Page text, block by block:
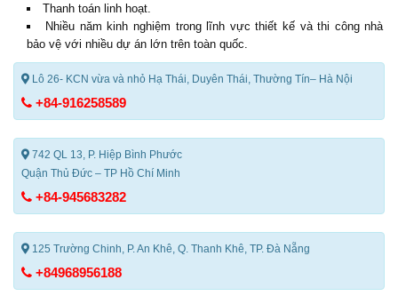
Thanh toán linh hoạt.
Nhiều năm kinh nghiệm trong lĩnh vực thiết kế và thi công nhà
bảo vệ với nhiều dự án lớn trên toàn quốc.
Lô 26- KCN vừa và nhỏ Hạ Thái, Duyên Thái, Thường Tín– Hà Nội
+84-916258589
742 QL 13, P. Hiệp Bình Phước
Quận Thủ Đức – TP Hồ Chí Minh
+84-945683282
125 Trường Chinh, P. An Khê, Q. Thanh Khê, TP. Đà Nẵng
+84968956188